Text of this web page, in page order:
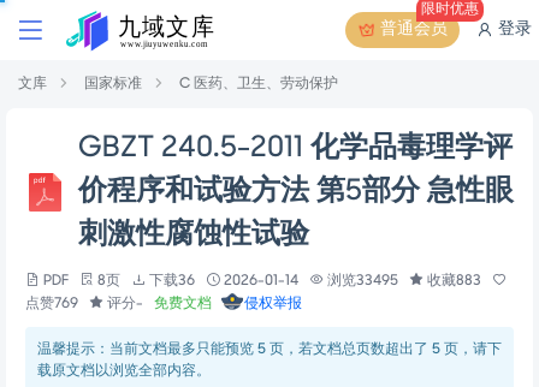
普通会员
限时优惠
登录
文库 国家标准 C 医药、卫生、劳动保护
GBZT 240.5-2011 化学品毒理学评
价程序和试验方法 第5部分 急性眼
刺激性腐蚀性试验
PDF 8页 下载36 2026-01-14 浏览33495
收藏883
点赞769
评分- 免费文档 侵权举报
温馨提示：当前文档最多只能预览 5 页，若文档总页数超出了 5 页，请下
载原文档以浏览全部内容。